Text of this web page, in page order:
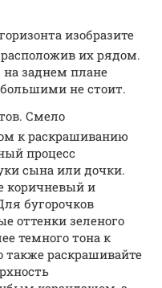
изобразите
их рядом.
на заднем плане
не стоит.
Смело
к раскрашиванию
процесс
сына или дочки.
коричневый и
бугорочков
оттенки зеленого
темного тона к
также раскрашивайте